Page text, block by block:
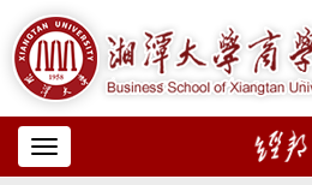
Toggle
navigation